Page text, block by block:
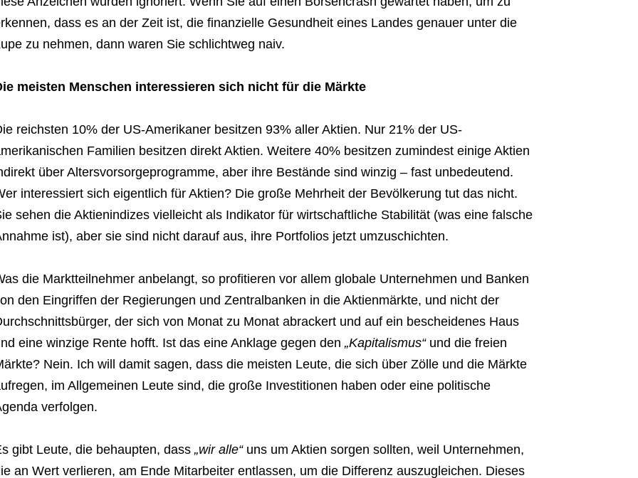
dass es an der Zeit ist, die finanzielle Gesundheit eines Landes genauer unter die
zu nehmen, dann waren Sie schlichtweg naiv.
meisten Menschen interessieren sich nicht für die Märkte
reichsten 10% der US-Amerikaner besitzen 93% aller Aktien. Nur 21% der US-
Familien besitzen direkt Aktien. Weitere 40% besitzen zumindest einige Aktien
über Altersvorsorgeprogramme, aber ihre Bestände sind winzig – fast unbedeutend.
interessiert sich eigentlich für Aktien? Die große Mehrheit der Bevölkerung tut das nicht.
sehen die Aktienindizes vielleicht als Indikator für wirtschaftliche Stabilität (was eine falsche
ist), aber sie sind nicht darauf aus, ihre Portfolios jetzt umzuschichten.
die Marktteilnehmer anbelangt, so profitieren vor allem globale Unternehmen und Banken
den Eingriffen der Regierungen und Zentralbanken in die Aktienmärkte, und nicht der
der sich von Monat zu Monat abrackert und auf ein bescheidenes Haus
eine winzige Rente hofft. Ist das eine Anklage gegen den „Kapitalismus“und die freien
Nein. Ich will damit sagen, dass die meisten Leute, die sich über Zölle und die Märkte
im Allgemeinen Leute sind, die große Investitionen haben oder eine politische
verfolgen.
gibt Leute, die behaupten, dass „wir alle“uns um Aktien sorgen sollten, weil Unternehmen,
an Wert verlieren, am Ende Mitarbeiter entlassen, um die Differenz auszugleichen. Dieses